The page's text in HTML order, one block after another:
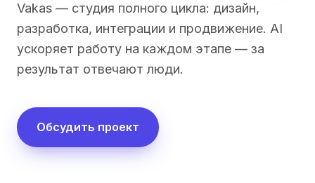
Vakas — студия полного цикла: дизайн,
разработка, интеграции и продвижение. AI
ускоряет работу на каждом этапе — за
результат отвечают люди.
Обсудить проект